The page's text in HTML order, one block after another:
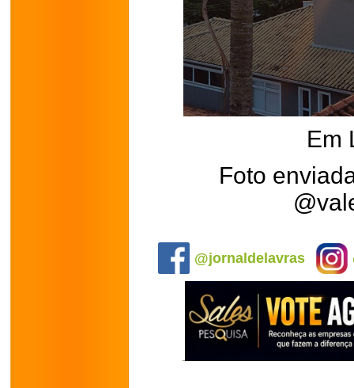
Em
Foto
@jornaldelavras